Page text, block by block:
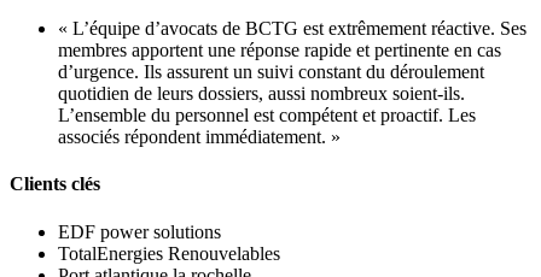
« L’équipe d’avocats de BCTG est extrêmement réactive. Ses
membres apportent une réponse rapide et pertinente en cas
d’urgence. Ils assurent un suivi constant du déroulement
quotidien de leurs dossiers, aussi nombreux soient-ils.
L’ensemble du personnel est compétent et proactif. Les
associés répondent immédiatement. »
Clients clés
EDF power solutions
TotalEnergies Renouvelables